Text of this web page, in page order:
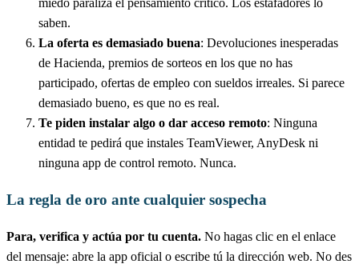
miedo paraliza el pensamiento crítico. Los estafadores lo
saben.
La oferta es demasiado buena: Devoluciones inesperadas
de Hacienda, premios de sorteos en los que no has
participado, ofertas de empleo con sueldos irreales. Si parece
demasiado bueno, es que no es real.
Te piden instalar algo o dar acceso remoto: Ninguna
entidad te pedirá que instales TeamViewer, AnyDesk ni
ninguna app de control remoto. Nunca.
La regla de oro ante cualquier sospecha
Para, verifica y actúa por tu cuenta. No hagas clic en el enlace
del mensaje: abre la app oficial o escribe tú la dirección web. No des